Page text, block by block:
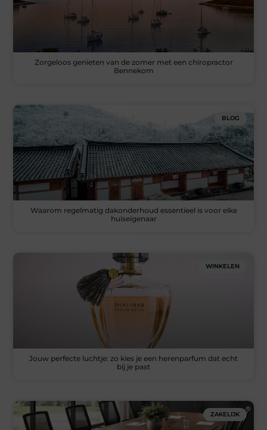
Zorgeloos genieten van de zomer met een chiropractor
Bennekom
BLOG
Waarom regelmatig dakonderhoud essentieel is voor elke
huiseigenaar
WINKELEN
Jouw perfecte luchtje: zo kies je een herenparfum dat echt
bij je past
ZAKELIJK